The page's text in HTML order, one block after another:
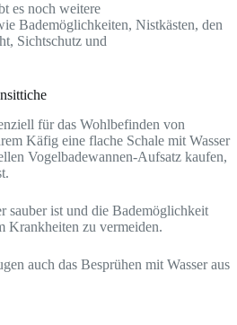
es noch weitere
Bademöglichkeiten, Nistkästen, den
Sichtschutz und
für das Wohlbefinden von
Käfig eine flache Schale mit Wasser
Vogelbadewannen-Aufsatz kaufen,
sauber ist und die Bademöglichkeit
Krankheiten zu vermeiden.
auch das Besprühen mit Wasser aus